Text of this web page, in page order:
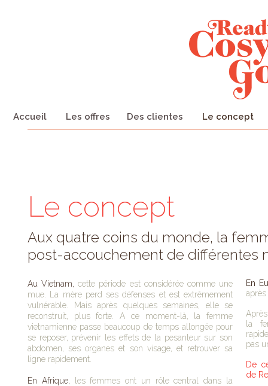
Accueil Les offres Des clientes Le concept
Le concept
Aux quatre coins du monde, la
post-accouchement de différentes
Au Vietnam,cette période est considérée comme une
mue. La mère perd ses défenses et est extrêmement
vulnérable. Mais après quelques semaines, elle se
reconstruit, plus forte. A ce moment-là, la femme
vietnamienne passe beaucoup de temps allongée pour
se reposer, prévenir les effets de la pesanteur sur son
abdomen, ses organes et son visage, et retrouver sa
ligne rapidement.
En Afrique,
les femmes ont un rôle central dans la
En
après
la
pas
De
de